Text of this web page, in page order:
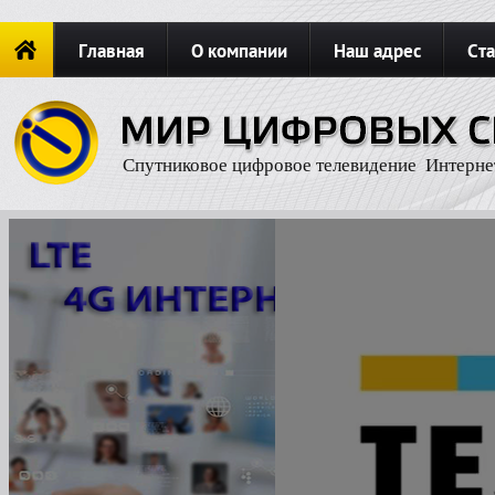
Главная О компании Наш адрес
Новости Карта сайта
Спутниковое цифровое телевидение